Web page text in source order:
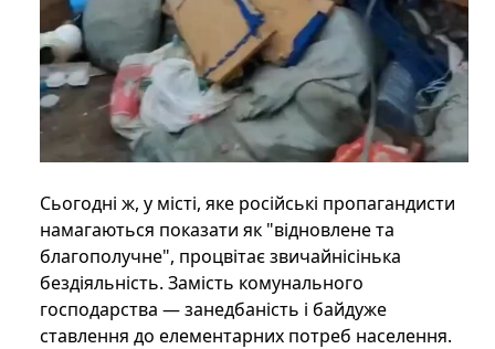
Сьогодні ж, у місті, яке російські пропагандисти
намагаються показати як "відновлене та
благополучне", процвітає звичайнісінька
бездіяльність. Замість комунального
господарства — занедбаність і байдуже
ставлення до елементарних потреб населення.